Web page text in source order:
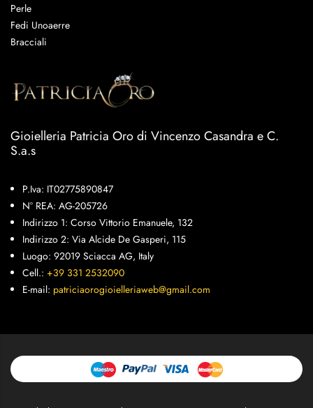
Gioielleria Patricia Oro di Vincenzo Casandra e C.
S.a.s
P.Iva: IT02775890847
N° REA: AG-205726
Indirizzo 1: Corso Vittorio Emanuele, 132
Indirizzo 2: Via Alcide De Gasperi, 115
Luogo: 92019 Sciacca AG, Italy
Cell.: +39 331 2532090
E-mail: patriciaorogioielleriaweb@gmail.com
Perle
Fedi Unoaerre
Bracciali